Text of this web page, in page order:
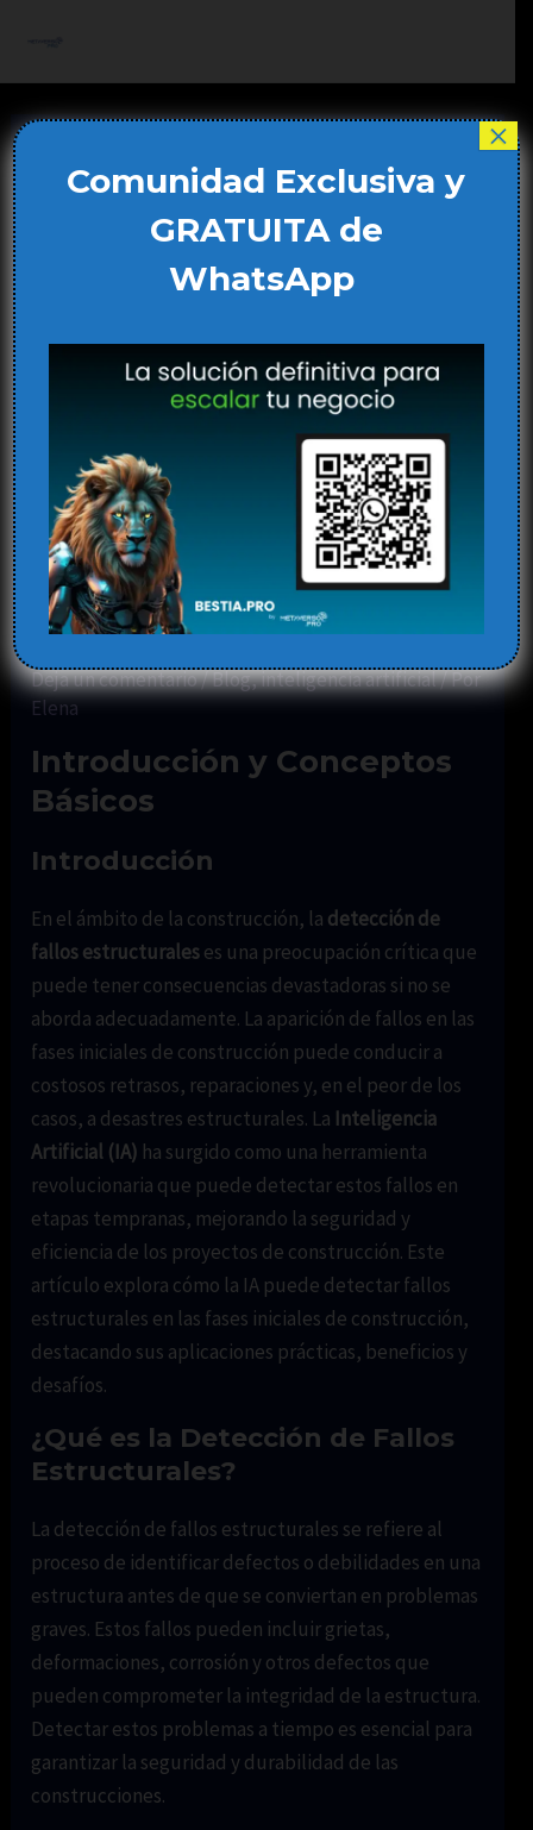
contenido
Detección de Fallos en la
Infraestructura: Cómo la
IA Revoluciona la
Construcción
Deja un comentario/Blog,inteligencia artificial/ Por
Elena
Introducción y Conceptos
Básicos
Introducción
En el ámbito de la construcción, la detección de
fallos estructuraleses una preocupación crítica que
puede tener consecuencias devastadoras si no se
aborda adecuadamente. La aparición de fallos en las
fases iniciales de construcción puede conducir a
costosos retrasos, reparaciones y, en el peor de los
casos, a desastres estructurales. La Inteligencia
Artificial (IA) ha surgido como una herramienta
revolucionaria que puede detectar estos fallos en
etapas tempranas, mejorando la seguridad y
eficiencia de los proyectos de construcción. Este
artículo explora cómo la IA puede detectar fallos
estructurales en las fases iniciales de construcción,
destacando sus aplicaciones prácticas, beneficios y
desafíos.
¿Qué es la Detección de Fallos
Estructurales?
La detección de fallos estructurales se refiere al
proceso de identificar defectos o debilidades en una
estructura antes de que se conviertan en problemas
graves. Estos fallos pueden incluir grietas,
deformaciones, corrosión y otros defectos que
pueden comprometer la integridad de la estructura.
Detectar estos problemas a tiempo es esencial para
garantizar la seguridad y durabilidad de las
construcciones.
Comunidad Exclusiva y
GRATUITA de
WhatsApp
×